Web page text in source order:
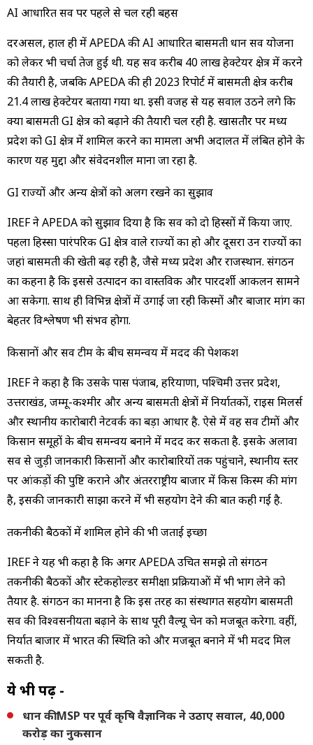
AI आधारित सर्वे पर पहले से चल रही बहस
दरअसल, हाल ही में APEDA की AI आधारित बासमती धान सर्वे योजना
को लेकर भी चर्चा तेज हुई थी. यह सर्वे करीब 40 लाख हेक्टेयर क्षेत्र में करने
की तैयारी है, जबकि APEDA की ही 2023 रिपोर्ट में बासमती क्षेत्र करीब
21.4 लाख हेक्टेयर बताया गया था. इसी वजह से यह सवाल उठने लगे कि
क्या बासमती GI क्षेत्र को बढ़ाने की तैयारी चल रही है. खासतौर पर मध्य
प्रदेश को GI क्षेत्र में शामिल करने का मामला अभी अदालत में लंबित होने के
कारण यह मुद्दा और संवेदनशील माना जा रहा है.
GI राज्यों और अन्य क्षेत्रों को अलग रखने का सुझाव
IREF ने APEDA को सुझाव दिया है कि सर्वे को दो हिस्सों में किया जाए.
पहला हिस्सा पारंपरिक GI क्षेत्र वाले राज्यों का हो और दूसरा उन राज्यों का
जहां बासमती की खेती बढ़ रही है, जैसे मध्य प्रदेश और राजस्थान. संगठन
का कहना है कि इससे उत्पादन का वास्तविक और पारदर्शी आकलन सामने
आ सकेगा. साथ ही विभिन्न क्षेत्रों में उगाई जा रही किस्मों और बाजार मांग का
बेहतर विश्लेषण भी संभव होगा.
किसानों और सर्वे टीम के बीच समन्वय में मदद की पेशकश
IREF ने कहा है कि उसके पास पंजाब, हरियाणा, पश्चिमी उत्तर प्रदेश,
उत्तराखंड, जम्मू-कश्मीर और अन्य बासमती क्षेत्रों में निर्यातकों, राइस मिलर्स
और स्थानीय कारोबारी नेटवर्क का बड़ा आधार है. ऐसे में वह सर्वे टीमों और
किसान समूहों के बीच समन्वय बनाने में मदद कर सकता है. इसके अलावा
सर्वे से जुड़ी जानकारी किसानों और कारोबारियों तक पहुंचाने, स्थानीय स्तर
पर आंकड़ों की पुष्टि कराने और अंतरराष्ट्रीय बाजार में किस किस्म की मांग
है, इसकी जानकारी साझा करने में भी सहयोग देने की बात कही गई है.
तकनीकी बैठकों में शामिल होने की भी जताई इच्छा
IREF ने यह भी कहा है कि अगर APEDA उचित समझे तो संगठन
तकनीकी बैठकों और स्टेकहोल्डर समीक्षा प्रक्रियाओं में भी भाग लेने को
तैयार है. संगठन का मानना है कि इस तरह का संस्थागत सहयोग बासमती
सर्वे की विश्वसनीयता बढ़ाने के साथ पूरी वैल्यू चेन को मजबूत करेगा. वहीं,
निर्यात बाजार में भारत की स्थिति को और मजबूत बनाने में भी मदद मिल
सकती है.
ये भी पढ़ें -
धान की MSP पर पूर्व कृषि वैज्ञानिक ने उठाए सवाल, 40,000
करोड़ का नुकसान